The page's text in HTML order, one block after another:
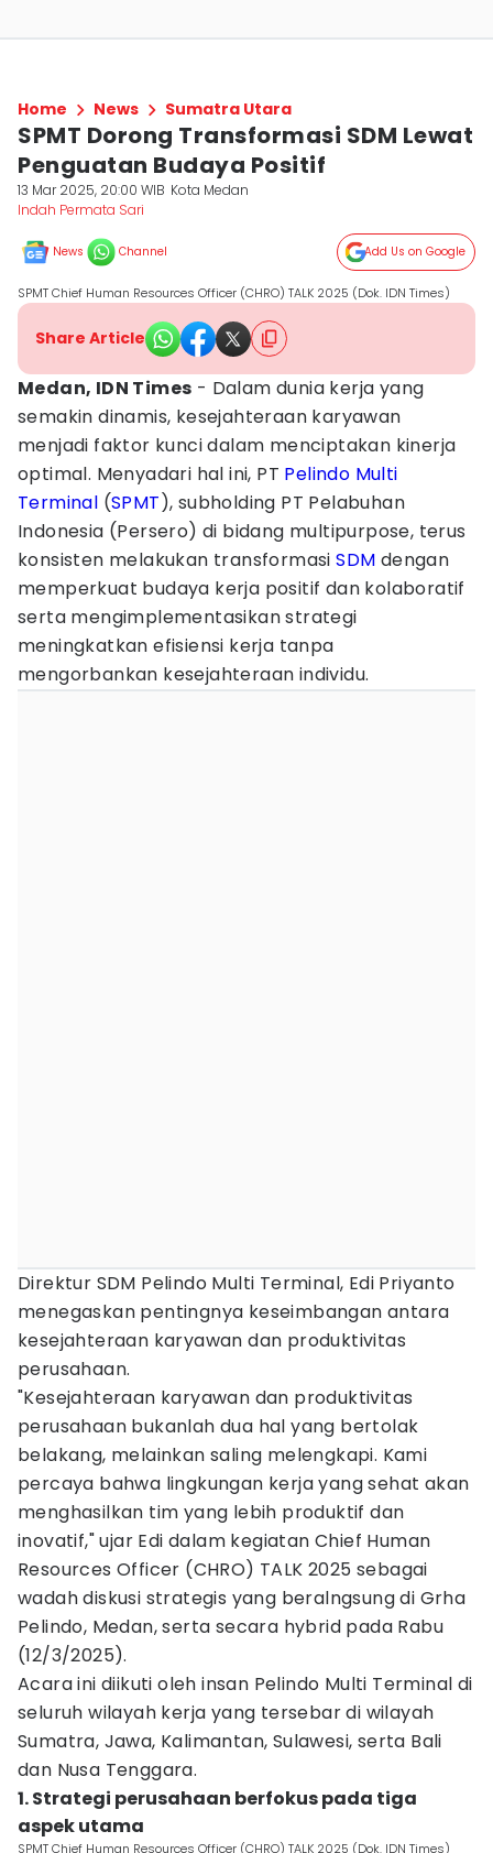
Home News Sumatra Utara
SPMT Dorong Transformasi SDM Lewat
Penguatan Budaya Positif
13 Mar 2025, 20:00 WIB Kota Medan
Indah Permata Sari
News Channel Add Us on Google
SPMT Chief Human Resources Officer (CHRO) TALK 2025 (Dok. IDN Times)
Share Article
Medan, IDN Times - Dalam dunia kerja yang
semakin dinamis, kesejahteraan karyawan
menjadi faktor kunci dalam menciptakan kinerja
optimal. Menyadari hal ini, PT Pelindo Multi
Terminal (SPMT), subholding PT Pelabuhan
Indonesia (Persero) di bidang multipurpose, terus
konsisten melakukan transformasiSDM dengan
memperkuat budaya kerja positif dan kolaboratif
serta mengimplementasikan strategi
meningkatkan efisiensi kerja tanpa
mengorbankan kesejahteraan individu.
Direktur SDM Pelindo Multi Terminal, Edi Priyanto
menegaskan pentingnya keseimbangan antara
kesejahteraan karyawan dan produktivitas
perusahaan.
"Kesejahteraan karyawan dan produktivitas
perusahaan bukanlah dua hal yang bertolak
belakang, melainkan saling melengkapi. Kami
percaya bahwa lingkungan kerja yang sehat akan
menghasilkan tim yang lebih produktif dan
inovatif," ujar Edi dalam kegiatan Chief Human
Resources Officer (CHRO) TALK 2025 sebagai
wadah diskusi strategis yang beralngsung di Grha
Pelindo, Medan, serta secara hybrid pada Rabu
(12/3/2025).
Acara ini diikuti oleh insan Pelindo Multi Terminal di
seluruh wilayah kerja yang tersebar di wilayah
Sumatra, Jawa, Kalimantan, Sulawesi, serta Bali
dan Nusa Tenggara.
1. Strategi perusahaan berfokus pada tiga
aspek utama
SPMT Chief Human Resources Officer (CHRO) TALK 2025 (Dok. IDN Times)